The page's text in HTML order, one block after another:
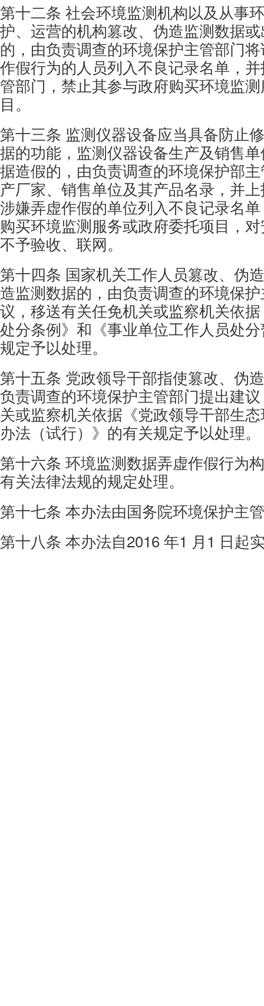
第十二条 社会环境监测机构以及从事
护、运营的机构篡改、伪造监测数据
的，由负责调查的环境保护主管部门
作假行为的人员列入不良记录名单，
管部门，禁止其参与政府购买环境监
目。
第十三条 监测仪器设备应当具备防止
据的功能，监测仪器设备生产及销售
据造假的，由负责调查的环境保护部
产厂家、销售单位及其产品名录，并
涉嫌弄虚作假的单位列入不良记录名
购买环境监测服务或政府委托项目，
不予验收、联网。
第十四条 国家机关工作人员篡改、伪
造监测数据的，由负责调查的环境保
议，移送有关任免机关或监察机关依
处分条例》和《事业单位工作人员处
规定予以处理。
第十五条 党政领导干部指使篡改、伪
负责调查的环境保护主管部门提出建
关或监察机关依据《党政领导干部生
办法（试行）》的有关规定予以处理。
第十六条 环境监测数据弄虚作假行为
有关法律法规的规定处理。
第十七条 本办法由国务院环境保护主
第十八条 本办法自2016 年1 月1 日起